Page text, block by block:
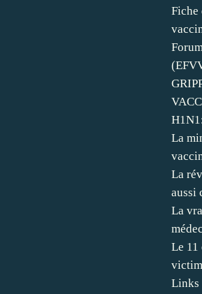
Fiche
La
La
aussi
La
Le 11
Links